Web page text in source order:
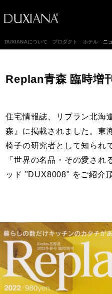
DUXIANAについて プロダクト ホテル ニ
Replan青森 臨時増
住宅情報誌、リプラン北海
森』に掲載されました。東
椅子の研究者として知られ
「世界の名品・その愛さ
ッド "DUX8008" をご紹介